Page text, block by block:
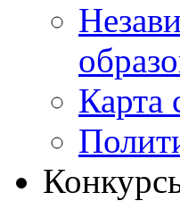
Карта